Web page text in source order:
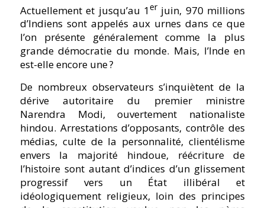
Actuellement et jusqu’au 1erjuin, 970 millions
d’Indiens sont appelés aux urnes dans ce que
l’on présente généralement comme la plus
grande démocratie du monde. Mais, l’Inde en
est-elle encore une ?
De nombreux observateurs s’inquiètent de la
dérive autoritaire du premier ministre
Narendra Modi, ouvertement nationaliste
hindou. Arrestations d’opposants, contrôle des
médias, culte de la personnalité, clientélisme
envers la majorité hindoue, réécriture de
l’histoire sont autant d’indices d’un glissement
progressif vers un État illibéral et
idéologiquement religieux, loin des principes